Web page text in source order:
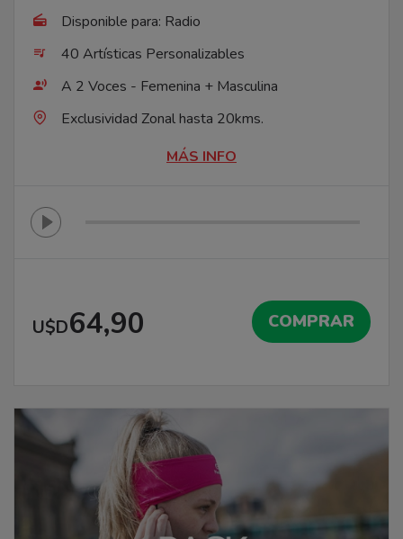
Disponible para: Radio
40 Artísticas Personalizables
A 2 Voces - Femenina + Masculina
Exclusividad Zonal hasta 20kms.
MÁS INFO
U$D64,90 COMPRAR